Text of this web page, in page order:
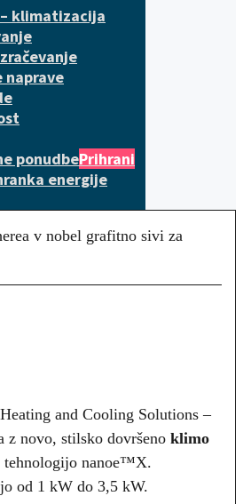
klimatizacija
naprave
ponudbePrihrani
energije
v nobel grafitno sivi za
and Cooling Solutions –
z novo, stilsko dovršeno klimo
tehnologijo nanoe™X.
od 1 kW do 3,5 kW.